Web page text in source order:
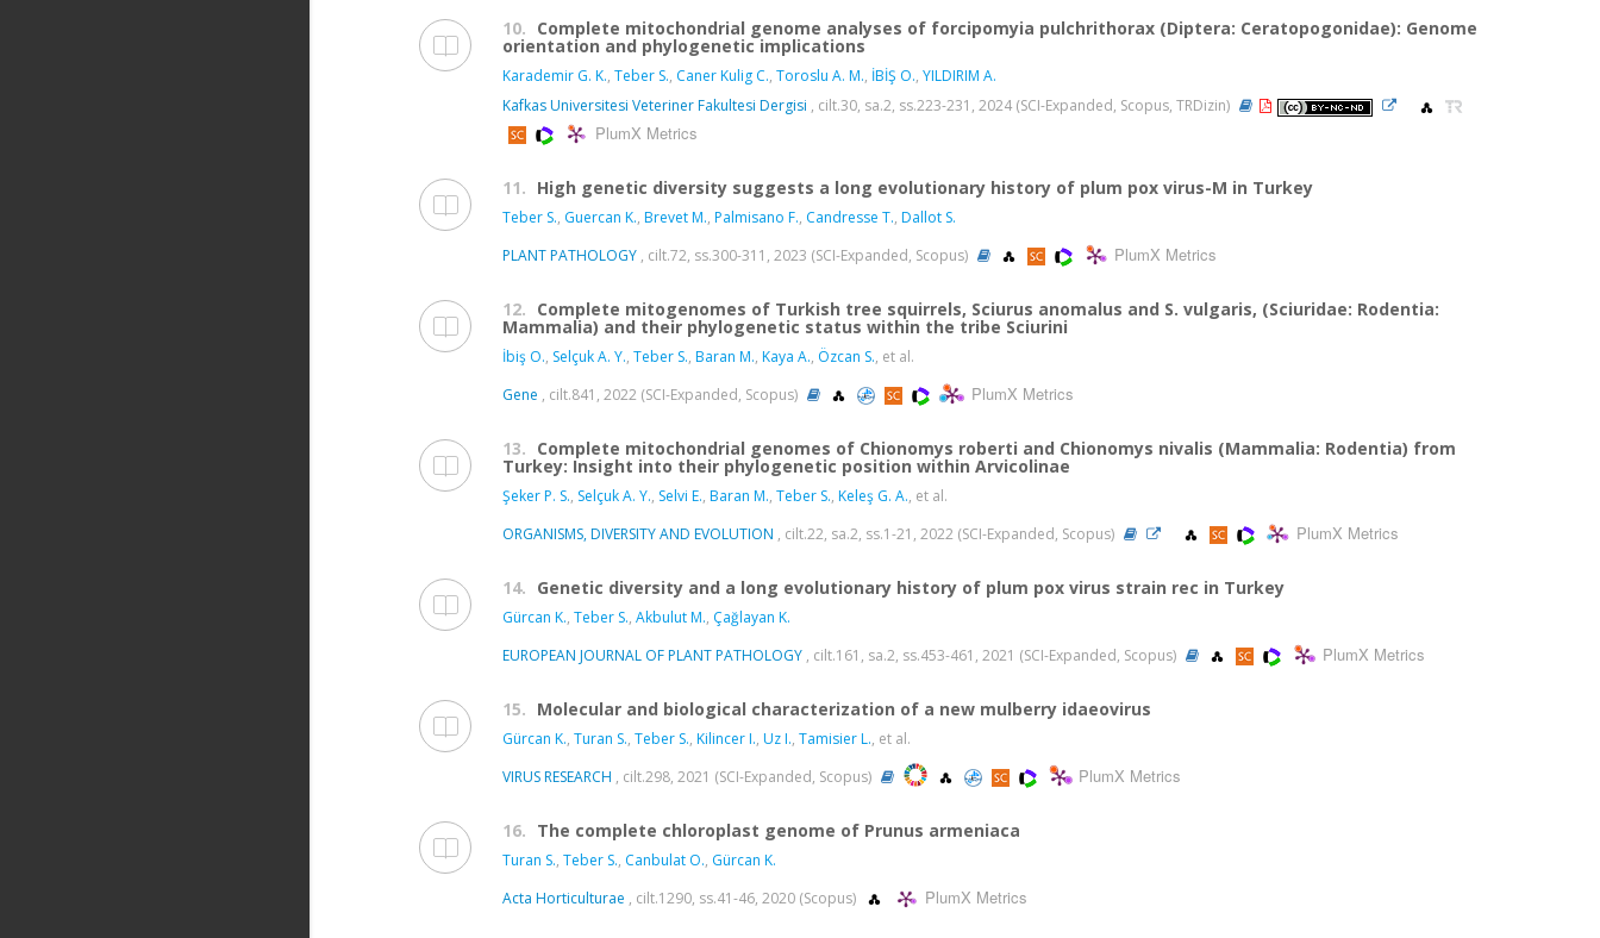
10. Complete mitochondrial genome analyses of forcipomyia pulchrithorax (Diptera: Ceratopogonidae): Genome
orientation and phylogenetic implications
Karademir G. K., Teber S., Caner Kulig C., Toroslu A. M., İBİŞ O., YILDIRIM A.
Kafkas Universitesi Veteriner Fakultesi Dergisi , cilt.30, sa.2, ss.223-231, 2024 (SCI-Expanded, Scopus, TRDizin)
PlumX Metrics
11. High genetic diversity suggests a long evolutionary history of plum pox virus-M in Turkey
Teber S., Guercan K., Brevet M., Palmisano F., Candresse T., Dallot S.
PLANT PATHOLOGY , cilt.72, ss.300-311, 2023 (SCI-Expanded, Scopus) PlumX Metrics
12. Complete mitogenomes of Turkish tree squirrels, Sciurus anomalus and S. vulgaris, (Sciuridae: Rodentia:
Mammalia) and their phylogenetic status within the tribe Sciurini
İbiş O., Selçuk A. Y., Teber S., Baran M., Kaya A., Özcan S., et al.
Gene , cilt.841, 2022 (SCI-Expanded, Scopus) PlumX Metrics
13. Complete mitochondrial genomes of Chionomys roberti and Chionomys nivalis (Mammalia: Rodentia) from
Turkey: Insight into their phylogenetic position within Arvicolinae
Şeker P. S., Selçuk A. Y., Selvi E., Baran M., Teber S., Keleş G. A., et al.
ORGANISMS, DIVERSITY AND EVOLUTION , cilt.22, sa.2, ss.1-21, 2022 (SCI-Expanded, Scopus) PlumX Metrics
14. Genetic diversity and a long evolutionary history of plum pox virus strain rec in Turkey
Gürcan K., Teber S., Akbulut M., Çağlayan K.
EUROPEAN JOURNAL OF PLANT PATHOLOGY , cilt.161, sa.2, ss.453-461, 2021 (SCI-Expanded, Scopus) PlumX Metrics
15. Molecular and biological characterization of a new mulberry idaeovirus
Gürcan K., Turan S., Teber S., Kilincer I., Uz I., Tamisier L., et al.
VIRUS RESEARCH , cilt.298, 2021 (SCI-Expanded, Scopus) PlumX Metrics
16. The complete chloroplast genome of Prunus armeniaca
Turan S., Teber S., Canbulat O., Gürcan K.
Acta Horticulturae , cilt.1290, ss.41-46, 2020 (Scopus) PlumX Metrics